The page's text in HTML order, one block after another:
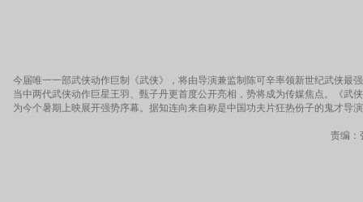
今届唯一一部武侠动作巨制《武侠》，将由导演兼监制陈可辛率领新世纪武侠
当中两代武侠动作巨星王羽、甄子丹更首度公开亮相，势将成为传媒焦点。《
为今个暑期上映展开强势序幕。据知连向来自称是中国功夫片狂热份子的鬼才
责编：